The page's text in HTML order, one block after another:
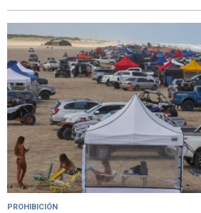
PROHIBICIÓN